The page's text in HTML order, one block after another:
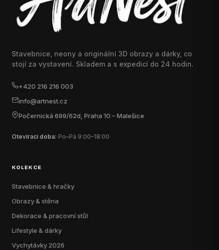
Stavebnice, neony a originální 3D obrazy a dárky, co
stojí za vystavení. Skladem a s expedicí do 24 hodin.
+420 216 216 003
info@artnest.cz
Počernická 699/62d, Praha 10 – Malešice
Otevírací doba: Po–Pá 9:00–18:00
KOLEKCE
Stavebnice & hračky
Obrazy & stěna
Dekorace & pracovní stůl
Lifestyle & dárky
Vychytávky 2026